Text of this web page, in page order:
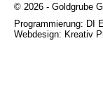
© 2026 - Goldgrube
Programmierung: DI
Webdesign: Kreativ